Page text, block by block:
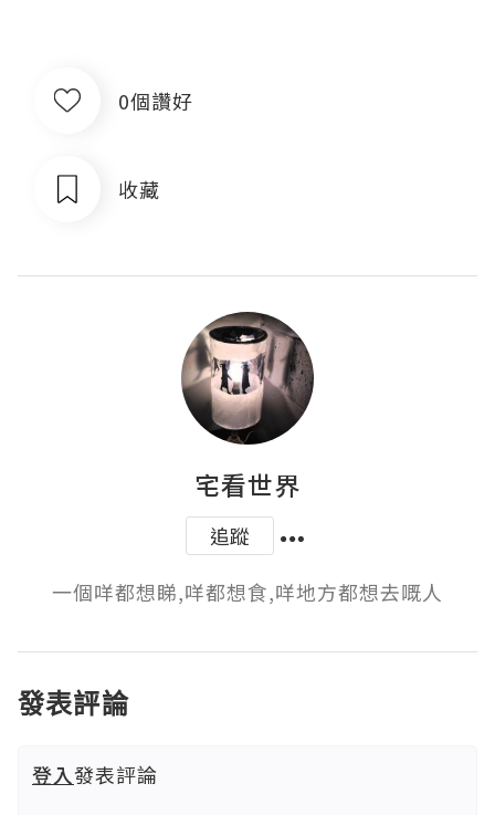
0個讚好
收藏
宅看世界
追蹤
一個咩都想睇,咩都想食,咩地方都想去嘅人
發表評論
登入發表評論